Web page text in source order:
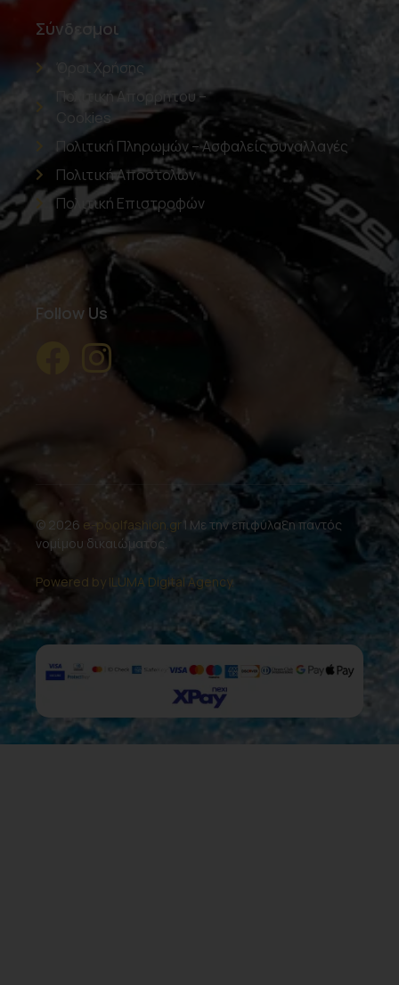
Σύνδεσμοι
Όροι Χρήσης
Πολιτική Απορρήτου –
Cookies
Πολιτική Πληρωμών – Ασφαλείς συναλλαγές
Πολιτική Αποστολών
Πολιτική Επιστροφών
Follow Us
© 2026 e-poolfashion.gr | Με την επιφύλαξη παντός
νομίμου δικαιώματος.
Powered by ILUMA Digital Agency.